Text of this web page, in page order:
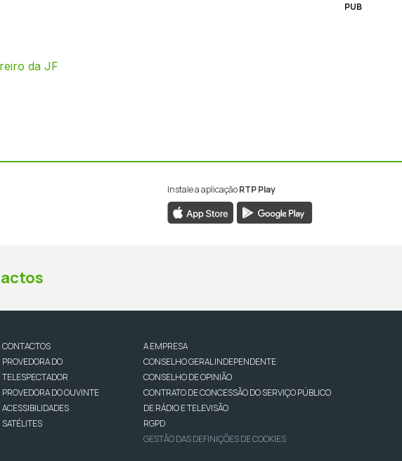
da JF
PUB
Instale a aplicaçãoRTP Play
CONTACTOS
PROVEDORA DO
TELESPECTADOR
PROVEDORA DO OUVINTE
ACESSIBILIDADES
SATÉLITES
A EMPRESA
CONSELHO GERAL INDEPENDENTE
CONSELHO DE OPINIÃO
CONTRATO DE CONCESSÃO DO SERVIÇO PÚBLICO
DE RÁDIO E TELEVISÃO
RGPD
GESTÃO DAS DEFINIÇÕES DE COOKIES